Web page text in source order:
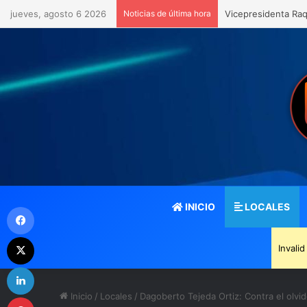
jueves, agosto 6 2026 Noticias de última hora Vicepresidenta
INICIO LOCALES
Inicio / Locales / Dagoberto Tejeda Ortiz: Contra el
LinkedIn
Pinterest